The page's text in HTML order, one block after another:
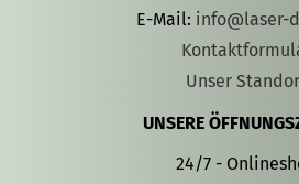
E-Mail: info@laser-
Unser
UNSERE
24/7 -